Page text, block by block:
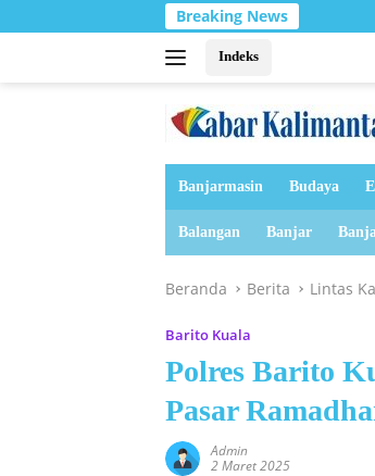
ke
Breaking News
Indeks
Banjarmasin Budaya
Balangan Banjar
Beranda Berita Lintas
Barito Kuala
Polres Barito
Pasar
Admin
2 Maret 2025